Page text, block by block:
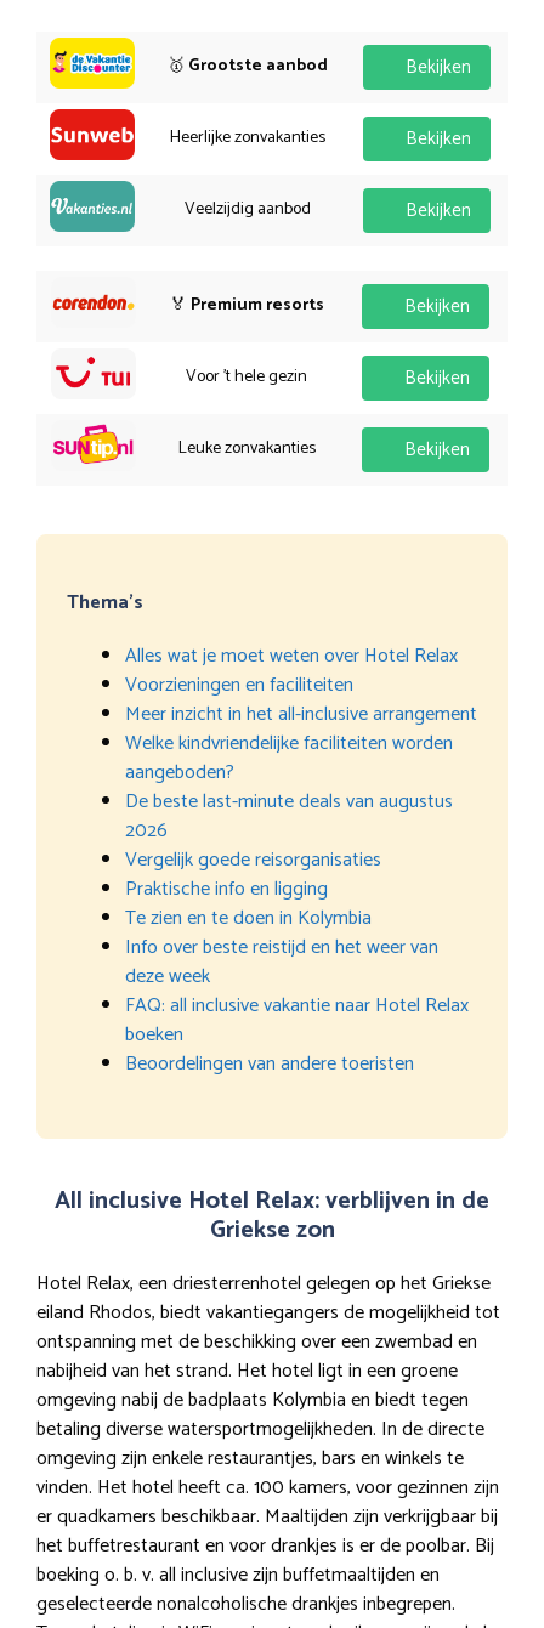
🥇 Grootste aanbod Bekijken
Heerlijke zonvakanties Bekijken
Veelzijdig aanbod Bekijken
🏅 Premium resorts Bekijken
Voor 't hele gezin Bekijken
Leuke zonvakanties Bekijken
Thema’s
Alles wat je moet weten over Hotel Relax
Voorzieningen en faciliteiten
Meer inzicht in het all-inclusive arrangement
Welke kindvriendelijke faciliteiten worden
aangeboden?
De beste last-minute deals van augustus
2026
Vergelijk goede reisorganisaties
Praktische info en ligging
Te zien en te doen in Kolymbia
Info over beste reistijd en het weer van
deze week
FAQ: all inclusive vakantie naar Hotel Relax
boeken
Beoordelingen van andere toeristen
All inclusive Hotel Relax: verblijven in de
Griekse zon
Hotel Relax, een driesterrenhotel gelegen op het Griekse
eiland Rhodos, biedt vakantiegangers de mogelijkheid tot
ontspanning met de beschikking over een zwembad en
nabijheid van het strand. Het hotel ligt in een groene
omgeving nabij de badplaats Kolymbia en biedt tegen
betaling diverse watersportmogelijkheden. In de directe
omgeving zijn enkele restaurantjes, bars en winkels te
vinden. Het hotel heeft ca. 100 kamers, voor gezinnen zijn
er quadkamers beschikbaar. Maaltijden zijn verkrijgbaar bij
het buffetrestaurant en voor drankjes is er de poolbar. Bij
boeking o. b. v. all inclusive zijn buffetmaaltijden en
geselecteerde nonalcoholische drankjes inbegrepen.